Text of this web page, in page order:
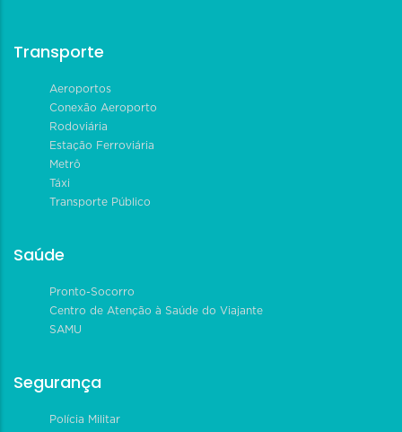
Transporte
Aeroportos
Conexão Aeroporto
Rodoviária
Estação Ferroviária
Metrô
Táxi
Transporte Público
Saúde
Pronto-Socorro
Centro de Atenção à Saúde do Viajante
SAMU
Segurança
Polícia Militar